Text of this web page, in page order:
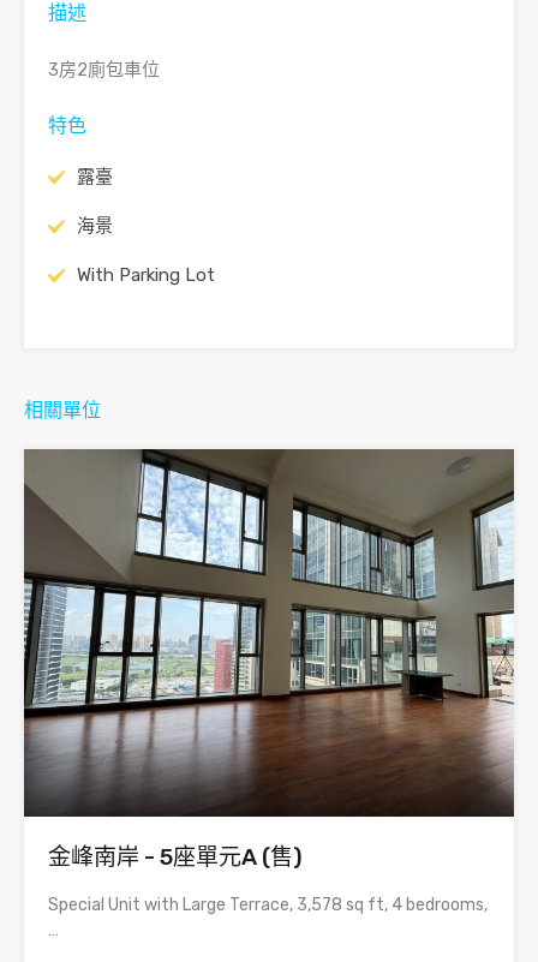
描述
3房2廁包車位
特色
露臺
海景
With Parking Lot
相關單位
金峰南岸 - 5座單元A (售)
Special Unit with Large Terrace, 3,578 sq ft, 4 bedrooms,
…